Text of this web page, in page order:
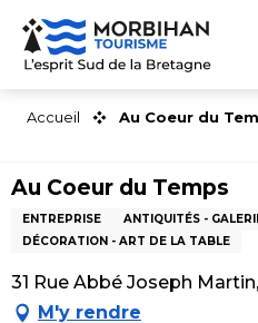
Aller
contenu
Accueil Au Coeur du
Au Coeur du Temps
ENTREPRISE
ANTIQUITÉS -
DÉCORATION - ART DE LA TABLE
31 Rue Abbé Joseph
M'y rendre